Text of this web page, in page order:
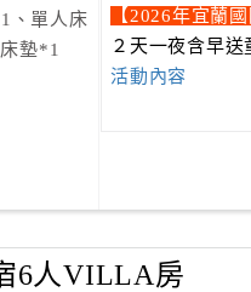
、單人床
墊*1
【2026年宜蘭
２天一夜含早送
活動內容
6人VILLA房